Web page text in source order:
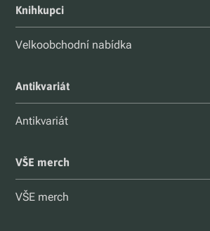
Knihkupci
Velkoobchodní nabídka
Antikvariát
Antikvariát
VŠE merch
VŠE merch